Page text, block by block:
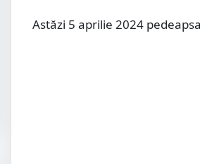
Astăzi 5 aprilie 2024